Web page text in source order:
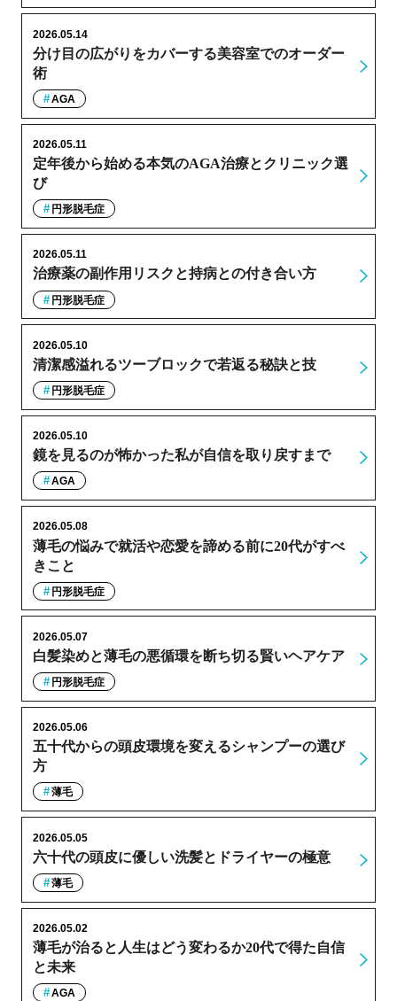
分け目の広がりをカバーする美容室でのオーダー
術
2026.05.14
AGA
定年後から始める本気のAGA治療とクリニック選
び
2026.05.11
円形脱毛症
治療薬の副作用リスクと持病との付き合い方
2026.05.11
円形脱毛症
清潔感溢れるツーブロックで若返る秘訣と技
2026.05.10
円形脱毛症
鏡を見るのが怖かった私が自信を取り戻すまで
2026.05.10
AGA
薄毛の悩みで就活や恋愛を諦める前に20代がすべ
きこと
2026.05.08
円形脱毛症
白髪染めと薄毛の悪循環を断ち切る賢いヘアケア
2026.05.07
円形脱毛症
五十代からの頭皮環境を変えるシャンプーの選び
方
2026.05.06
薄毛
六十代の頭皮に優しい洗髪とドライヤーの極意
2026.05.05
薄毛
薄毛が治ると人生はどう変わるか20代で得た自信
と未来
2026.05.02
AGA